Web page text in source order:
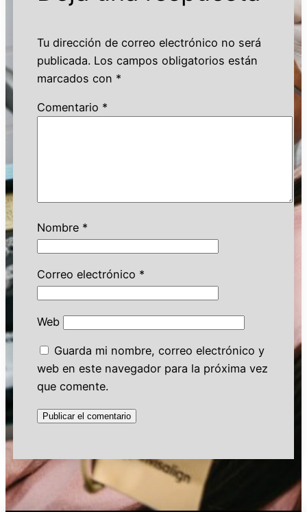
Tu dirección de correo electrónico no será
publicada. Los campos obligatorios están
marcados con *
Comentario *
Nombre *
Correo electrónico *
Web
Guarda mi nombre, correo electrónico y
web en este navegador para la próxima vez
que comente.